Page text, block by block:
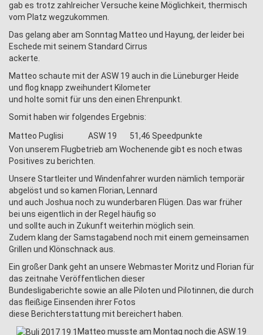
gab es trotz zahlreicher Versuche keine Möglichkeit, thermisch
vom Platz wegzukommen.
Das gelang aber am Sonntag Matteo und Hayung, der leider bei
Eschede mit seinem Standard Cirrus
ackerte.
Matteo schaute mit der ASW 19 auch in die Lüneburger Heide
und flog knapp zweihundert Kilometer
und holte somit für uns den einen Ehrenpunkt.
Somit haben wir folgendes Ergebnis:
Matteo Puglisi
ASW 19
51,46 Speedpunkte
Von unserem Flugbetrieb am Wochenende gibt es noch etwas
Positives zu berichten.
Unsere Startleiter und Windenfahrer wurden nämlich temporär
abgelöst und so kamen Florian, Lennard
und auch Joshua noch zu wunderbaren Flügen. Das war früher
bei uns eigentlich in der Regel häufig so
und sollte auch in Zukunft weiterhin möglich sein.
Zudem klang der Samstagabend noch mit einem gemeinsamen
Grillen und Klönschnack aus.
Ein großer Dank geht an unsere Webmaster Moritz und Florian für
das zeitnahe Veröffentlichen dieser
Bundesligaberichte sowie an alle Piloten und Pilotinnen, die durch
das fleißige Einsenden ihrer Fotos
diese Berichterstattung mit bereichert haben.
Matteo musste am Montag noch die ASW 19